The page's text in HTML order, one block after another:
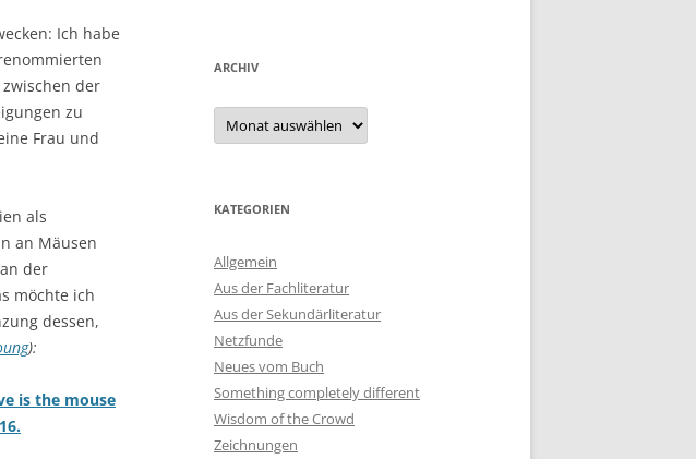
Ich habe
der
zu
Frau und
als
an Mäusen
der
möchte ich
dessen,
):
is the mouse
ARCHIV
Archiv
KATEGORIEN
Allgemein
Aus der Fachliteratur
Aus der Sekundärliteratur
Netzfunde
Neues vom Buch
Something completely different
Wisdom of the Crowd
Zeichnungen